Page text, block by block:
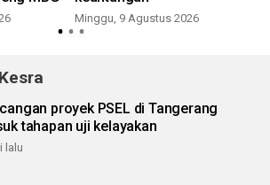
Minggu, 9 Agustus 2026
proyek PSEL di Tangerang
tahapan uji kelayakan
lalu